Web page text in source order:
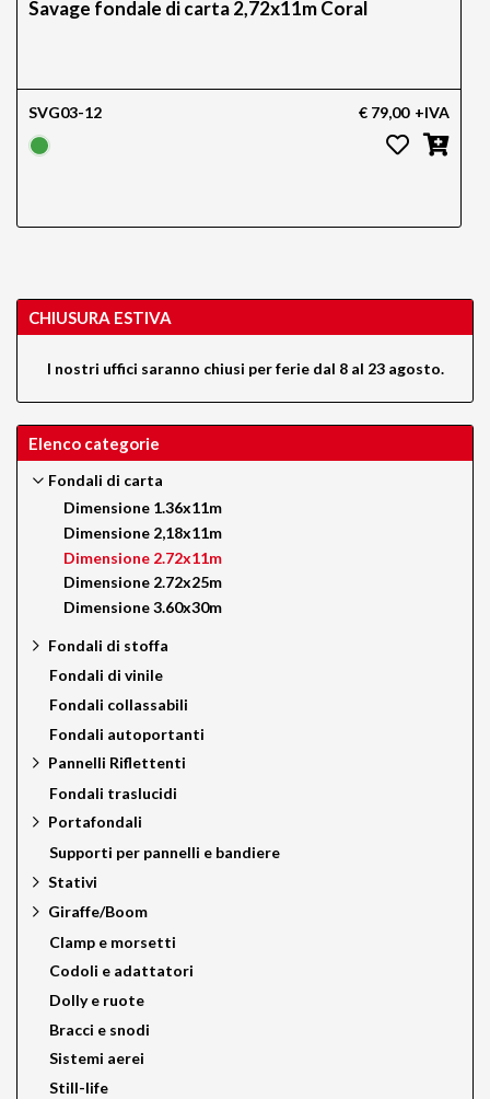
Savage fondale di carta 2,72x11m Coral
SVG03-12 € 79,00 +IVA
CHIUSURA ESTIVA
I nostri uffici saranno chiusi per ferie dal 8 al 23 agosto.
Elenco categorie
Fondali di carta
Dimensione 1.36x11m
Dimensione 2,18x11m
Dimensione 2.72x11m
Dimensione 2.72x25m
Dimensione 3.60x30m
Fondali di stoffa
Fondali di vinile
Fondali collassabili
Fondali autoportanti
Pannelli Riflettenti
Fondali traslucidi
Portafondali
Supporti per pannelli e bandiere
Stativi
Giraffe/Boom
Clamp e morsetti
Codoli e adattatori
Dolly e ruote
Bracci e snodi
Sistemi aerei
Still-life